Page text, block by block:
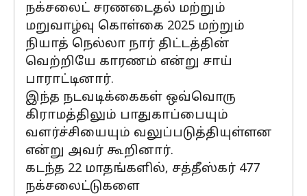
நக்சலைட் சரணடைதல் மற்றும்
மறுவாழ்வு கொள்கை 2025 மற்றும்
நியாத் நெல்லா நார் திட்டத்தின்
வெற்றியே காரணம் என்று சாய்
பாராட்டினார்.
இந்த நடவடிக்கைகள் ஒவ்வொரு
கிராமத்திலும் பாதுகாப்பையும்
வளர்ச்சியையும் வலுப்படுத்தியுள்ளன
என்று அவர் கூறினார்.
கடந்த 22 மாதங்களில், சத்தீஸ்கர் 477
நக்சலைட்டுகளை